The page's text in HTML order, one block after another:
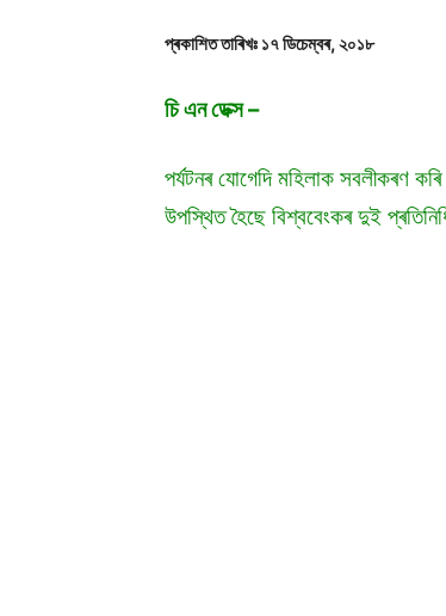
প্ৰকাশিত তাৰিখঃ ১৭ ডিচেম্বৰ, ২০১৮
চি এন ডেক্স–
পৰ্যটনৰ যোগেদি মহিলাক সবলীকৰণ
উপস্থিত হৈছে বিশ্ববেংকৰ দুই